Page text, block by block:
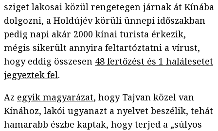
sziget lakosai közül rengetegen járnak át Kínába
dolgozni, a Holdújév körüli ünnepi időszakban
pedig napi akár 2000 kínai turista érkezik,
mégis sikerült annyira feltartóztatni a vírust,
hogy eddig összesen 48 fertőzést és 1 halálesetet
jegyeztek fel.
Az egyik magyarázat, hogy Tajvan közel van
Kínához, lakói ugyanazt a nyelvet beszélik, tehát
hamarabb észbe kaptak, hogy terjed a „súlyos